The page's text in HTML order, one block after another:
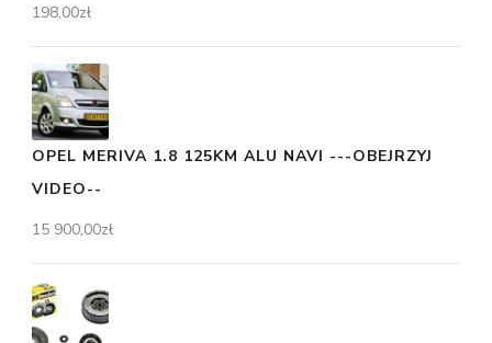
198,00zł
OPEL MERIVA 1.8 125KM ALU NAVI ---OBEJRZYJ
VIDEO--
15 900,00zł